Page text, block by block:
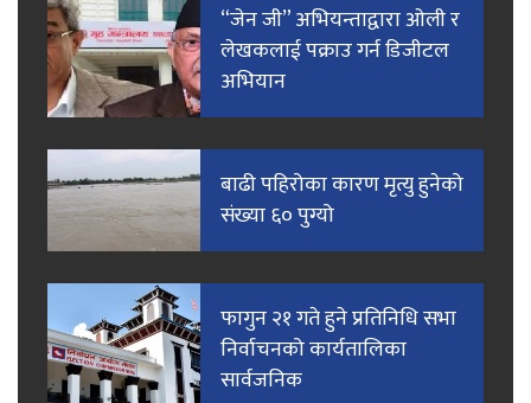
“जेन जी” अभियन्ताद्वारा ओली र
लेखकलाई पक्राउ गर्न डिजीटल
अभियान
बाढी पहिरोका कारण मृत्यु हुनेको
संख्या ६० पुग्यो
फागुन २१ गते हुने प्रतिनिधि सभा
निर्वाचनको कार्यतालिका
सार्वजनिक